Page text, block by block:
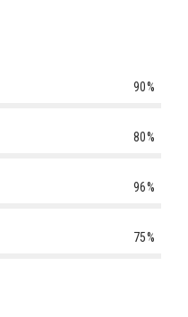
90%
80%
96%
75%